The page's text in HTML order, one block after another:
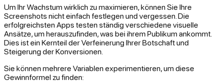
Um Ihr Wachstum wirklich zu maximieren, können Sie Ihre
Screenshots nicht einfach festlegen und vergessen. Die
erfolgreichsten Apps testen ständig verschiedene visuelle
Ansätze, um herauszufinden, was bei ihrem Publikum ankommt.
Dies ist ein Kernteil der Verfeinerung Ihrer Botschaft und
Steigerung der Konversionen.
Sie können mehrere Variablen experimentieren, um diese
Gewinnformel zu finden: